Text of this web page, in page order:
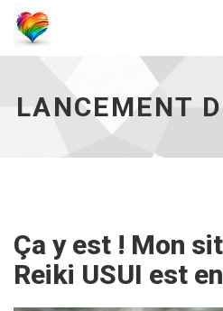
Lancement de mon site -
LANCEMENT
Ça y est ! Mon
Reiki USUI est